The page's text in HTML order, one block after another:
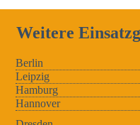
Weitere
Berlin
Leipzig
Hamburg
Hannover